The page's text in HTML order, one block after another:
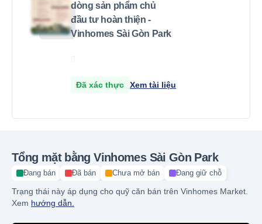
dòng sản phẩm chủ
đầu tư hoàn thiện -
Vinhomes Sài Gòn Park
Đã xác thực Xem tài liệu
Tổng mặt bằng Vinhomes Sài Gòn Park
Đang bán Đã bán Chưa mở bán Đang giữ chỗ
Trạng thái này áp dụng cho quỹ căn bán trên Vinhomes Market.
Xem hướng dẫn.